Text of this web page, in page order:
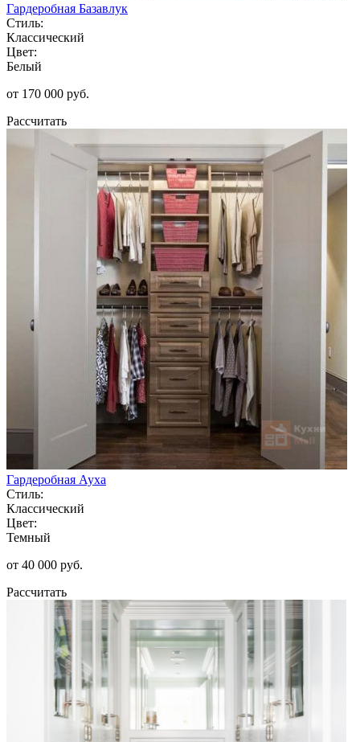
Гардеробная Базавлук
Стиль:
Классический
Цвет:
Белый
от 170 000 руб.
Рассчитать
Гардеробная Ауха
Стиль:
Классический
Цвет:
Темный
от 40 000 руб.
Рассчитать